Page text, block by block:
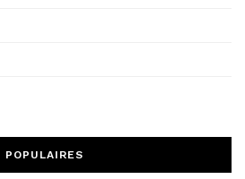
POPULAIRES